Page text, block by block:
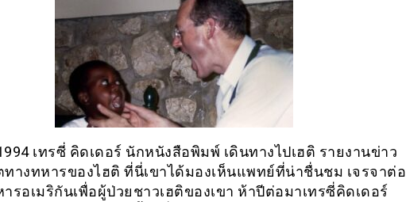
เทรซี่ คิดเดอร์ นักหนังสือพิมพ์ เดินทางไปเฮติ รายงานข่าว
ทางทหารของไฮติ ที่นี่เขาได้มองเห็นแพทย์ที่น่าชื่นชม เจรจาต่อ
รอเมริกันเพื่อผู้ป่วยชาวเฮติของเขา ห้าปีต่อมาเทรซี่คิดเดอร์